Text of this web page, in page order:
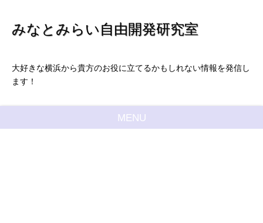
みなとみらい自由開発研究室
大好きな横浜から貴方のお役に立てるかもしれない情報を発信し
ます！
MENU